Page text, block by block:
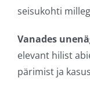
seisukohti
Vanades
elevant hilist
pärimist ja